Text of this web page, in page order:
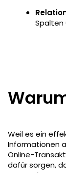
Spalten
Weil es ein
Informationen
Online-
dafür sorgen,